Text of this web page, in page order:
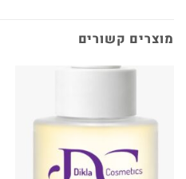
מוצרים קשורים